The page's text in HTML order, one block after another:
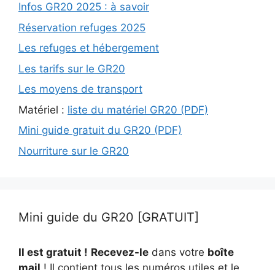
Infos GR20 2025 : à savoir
Réservation refuges 2025
Les refuges et hébergement
Les tarifs sur le GR20
Les moyens de transport
Matériel : liste du matériel GR20 (PDF)
Mini guide gratuit du GR20 (PDF)
Nourriture sur le GR20
Mini guide du GR20 [GRATUIT]
Il est gratuit ! Recevez-le dans votre boîte
mail ! Il contient tous les numéros utiles et le